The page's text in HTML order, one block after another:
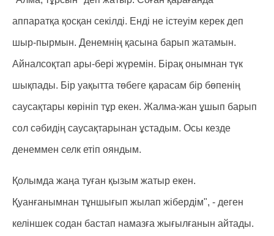
аппаратқа қосқан секілді. Енді не істеуім керек деп
шыр-пырмын. Денемнің қасына барып жатамын.
Айналсоқтап ары-бері жүремін. Бірақ онымнан түк
шықпады. Бір уақытта төбеге қарасам бір бөпенің
саусақтары көрініп тұр екен. Жалма-жан ұшып барып
сол сәбидің саусақтарынан ұстадым. Осы кезде
денеммен селк етіп ояндым.
Қолымда жаңа туған қызым жатыр екен.
Қуанғанымнан тұншығып жылап жібердім", - деген
келіншек содан бастап намазға жығылғанын айтады.